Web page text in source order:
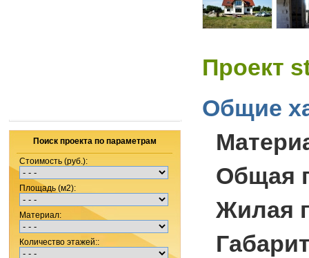
Поиск проекта по параметрам
Стоимость (руб.):
Площадь (м2):
Материал:
Количество этажей::
Проект
Общие
Общая
Жилая